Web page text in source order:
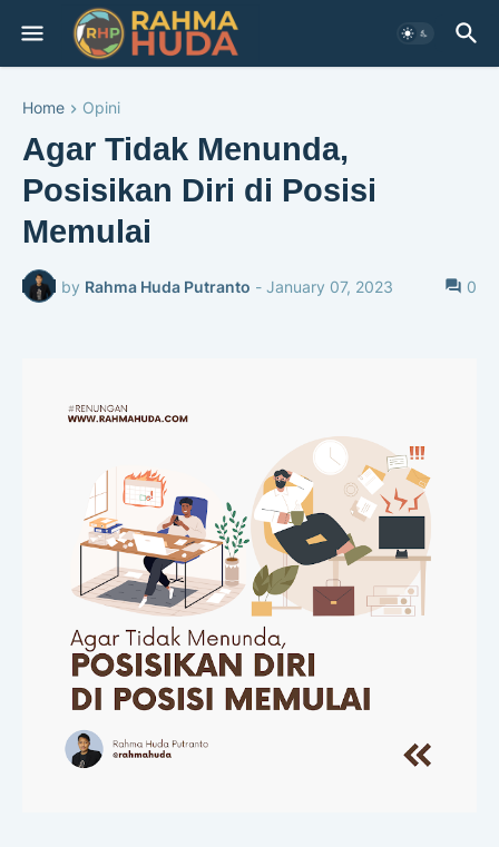
Home Opini
Agar Tidak Menunda,
Posisikan Diri di Posisi
Memulai
by Rahma Huda Putranto - January 07, 2023 0